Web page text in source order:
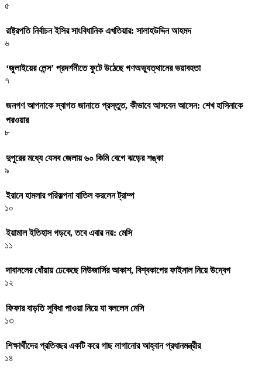
৫
রাষ্ট্রপতি নির্বাচন ইসির সাংবিধানিক এখতিয়ার: সালাহউদ্দিন আহমদ
৬
‘জুলাইয়ের লেন্স’ প্রদর্শনীতে ফুটে উঠেছে গণঅভ্যুত্থানের ভয়াবহতা
৭
জনগণ আপনাকে স্বাগত জানাতে প্রস্তুত, কীভাবে আসবেন আসেন: শেখ হাসিনাকে
পরওয়ার
৮
দুপুরের মধ্যে যেসব জেলায় ৬০ কিমি বেগে ঝড়ের শঙ্কা
৯
ইরানে হামলার পরিকল্পনা বাতিল করলেন ট্রাম্প
১০
ইয়ামাল ইতিহাস গড়বে, তবে এবার নয়: মেসি
১১
দাবানলের ধোঁয়ায় ঢেকেছে নিউজার্সির আকাশ, বিশ্বকাপের ফাইনাল নিয়ে উদ্বেগ
১২
ফিফার বাড়তি সুবিধা পাওয়া নিয়ে যা বললেন মেসি
১৩
শিক্ষার্থীদের প্রতিবছর একটি করে গাছ লাগানোর আহ্বান প্রধানমন্ত্রীর
১৪